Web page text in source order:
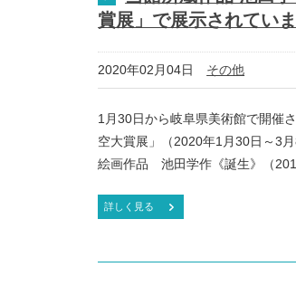
賞展」で展示されてい
2020年02月04日 その他
1月30日から岐阜県美術館で開催
空大賞展」（2020年1月30日～3
絵画作品 池田学作《誕生》（
詳しく見る